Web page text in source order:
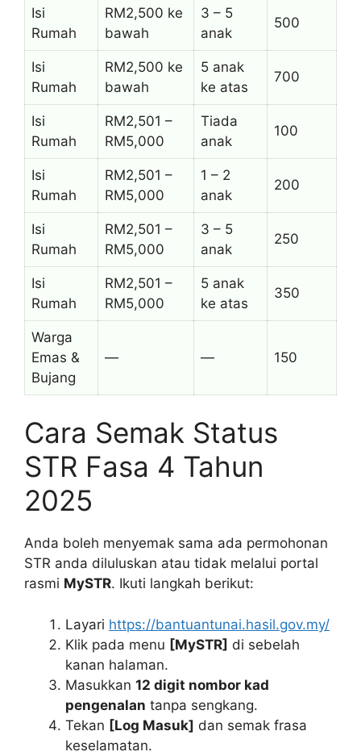
Isi
Rumah
RM2,500 ke
bawah
3 – 5
anak
500
Isi
Rumah
RM2,500 ke
bawah
5 anak
ke atas
700
Isi
Rumah
RM2,501 –
RM5,000
Tiada
anak
100
Isi
Rumah
RM2,501 –
RM5,000
1 – 2
anak
200
Isi
Rumah
RM2,501 –
RM5,000
3 – 5
anak
250
Isi
Rumah
RM2,501 –
RM5,000
5 anak
ke atas
350
Warga
Emas &
Bujang
— — 150
Cara Semak Status
STR Fasa 4 Tahun
2025
Anda boleh menyemak sama ada permohonan
STR anda diluluskan atau tidak melalui portal
rasmi MySTR. Ikuti langkah berikut:
Layari https://bantuantunai.hasil.gov.my/
Klik pada menu [MySTR] di sebelah
kanan halaman.
Masukkan 12 digit nombor kad
pengenalan tanpa sengkang.
Tekan [Log Masuk] dan semak frasa
keselamatan.